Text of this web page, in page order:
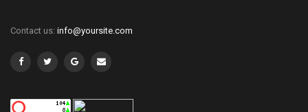
Contact us: info@yoursite.com